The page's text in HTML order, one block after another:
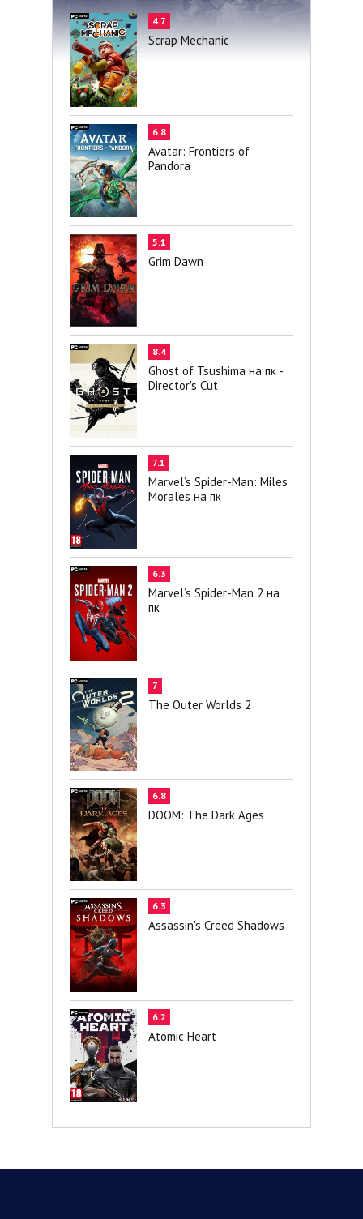
4.7
Scrap Mechanic
6.8
Avatar: Frontiers of
Pandora
5.1
Grim Dawn
8.4
Ghost of Tsushima на пк -
Director's Cut
7.1
Marvel’s Spider-Man: Miles
Morales на пк
6.3
Marvel’s Spider-Man 2 на
пк
7
The Outer Worlds 2
6.8
DOOM: The Dark Ages
6.3
Assassin's Creed Shadows
6.2
Atomic Heart